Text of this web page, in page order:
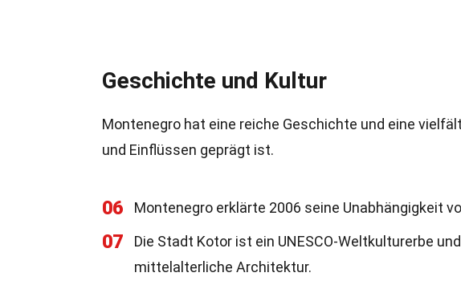
Geschichte und Kultur
Montenegro hat eine reiche Geschichte und eine
und Einflüssen geprägt ist.
06 Montenegro erklärte 2006 seine Unabhängigkeit
07
Die Stadt Kotor ist ein UNESCO-Weltkulturerbe
mittelalterliche Architektur.